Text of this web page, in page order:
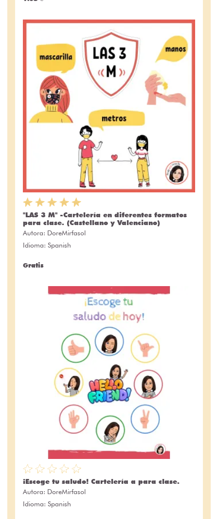
"LAS 3 M" -Cartelería en diferentes formatos
para clase. (Castellano y Valenciano)
Autora: DoreMirfasol
Idioma: Spanish
Gratis
¡Escoge tu saludo! Cartelería a para clase.
Autora: DoreMirfasol
Idioma: Spanish